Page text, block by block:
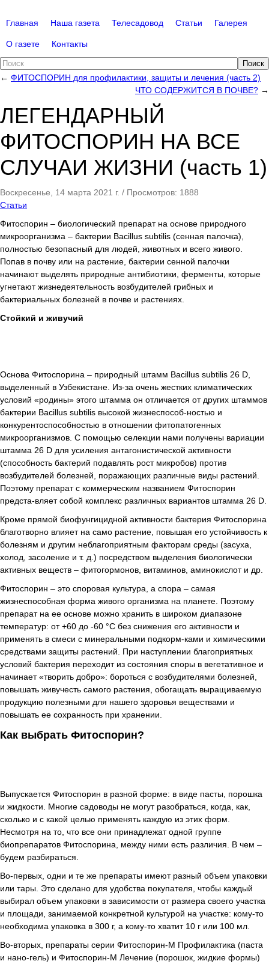
Главная Наша газета Телесадовод Статьи Галерея
О газете Контакты
Поиск
← ФИТОСПОРИН для профилактики, защиты и лечения (часть 2)
ЧТО СОДЕРЖИТСЯ В ПОЧВЕ? →
ЛЕГЕНДАРНЫЙ
ФИТОСПОРИН НА ВСЕ
СЛУЧАИ ЖИЗНИ (часть 1)
Воскресенье, 14 марта 2021 г. / Просмотров: 1888
Статьи
Фитоспорин – биологический препарат на основе природного
микроорганизма – бактерии Bacillus subtilis (сенная палочка),
полностью безопасный для людей, животных и всего живого.
Попав в почву или на растение, бактерии сенной палочки
начинают выделять природные антибиотики, ферменты, которые
угнетают жизнедеятельность возбудителей грибных и
бактериальных болезней в почве и растениях.
Стойкий и живучий
Основа Фитоспорина – природный штамм Bacillus subtilis 26 D,
выделенный в Узбекистане. Из-за очень жестких климатических
условий «родины» этого штамма он отличается от других штаммов
бактерии Bacillus subtilis высокой жизнеспособ-ностью и
конкурентоспособностью в отношении фитопатогенных
микроорганизмов. С помощью селекции нами получены вариации
штамма 26 D для усиления антагонистической активности
(способность бактерий подавлять рост микробов) против
возбудителей болезней, поражающих различные виды растений.
Поэтому препарат с коммерческим названием Фитоспорин
предста-вляет собой комплекс различных вариантов штамма 26 D.
Кроме прямой биофунгицидной активности бактерия Фитоспорина
благотворно влияет на само растение, повышая его устойчивость к
болезням и другим неблагоприятным факторам среды (засуха,
холод, засоление и т. д.) посредством выделения биологически
активных веществ – фитогормонов, витаминов, аминокислот и др.
Фитоспорин – это споровая культура, а спора – самая
жизнеспособная форма живого организма на планете. Поэтому
препарат на ее основе можно хранить в широком диапазоне
температур: от +60 до -60 °С без снижения его активности и
применять в смеси с минеральными подкорм-ками и химическими
средствами защиты растений. При наступлении благоприятных
условий бактерия переходит из состояния споры в вегетативное и
начинает «творить добро»: бороться с возбудителями болезней,
повышать живучесть самого растения, обогащать выращиваемую
продукцию полезными для нашего здоровья веществами и
повышать ее сохранность при хранении.
Как выбрать Фитоспорин?
Выпускается Фитоспорин в разной форме: в виде пасты, порошка
и жидкости. Многие садоводы не могут разобраться, когда, как,
сколько и с какой целью применять каждую из этих форм.
Несмотря на то, что все они принадлежат одной группе
биопрепаратов Фитоспорина, между ними есть различия. В чем –
будем разбираться.
Во-первых, одни и те же препараты имеют разный объем упаковки
или тары. Это сделано для удобства покупателя, чтобы каждый
выбирал объем упаковки в зависимости от размера своего участка
и площади, занимаемой конкретной культурой на участке: кому-то
необходима упаковка в 300 г, а кому-то хватит 10 г или 100 мл.
Во-вторых, препараты серии Фитоспорин-М Профилактика (паста
и нано-гель) и Фитоспорин-М Лечение (порошок, жидкие формы)